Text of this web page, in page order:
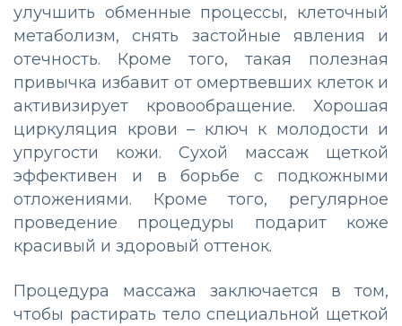
улучшить обменные процессы, клеточный
метаболизм, снять застойные явления и
отечность. Кроме того, такая полезная
привычка избавит от омертвевших клеток и
активизирует кровообращение. Хорошая
циркуляция крови – ключ к молодости и
упругости кожи. Сухой массаж щеткой
эффективен и в борьбе с подкожными
отложениями. Кроме того, регулярное
проведение процедуры подарит коже
красивый и здоровый оттенок.
Процедура массажа заключается в том,
чтобы растирать тело специальной щеткой